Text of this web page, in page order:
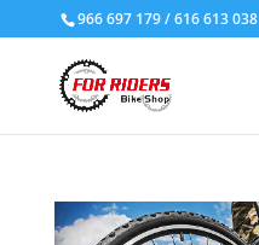
966 697 179 / 616 613 038